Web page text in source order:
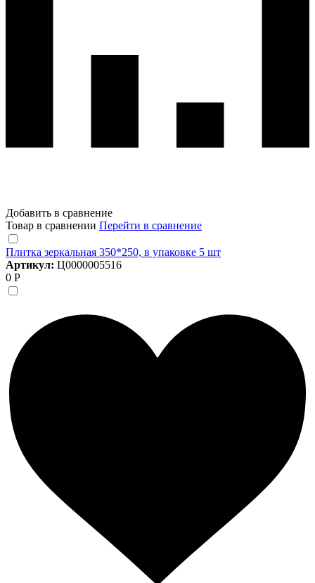
Добавить в сравнение
Товар в сравнении Перейти в сравнение
Плитка зеркальная 350*250, в упаковке 5 шт
Артикул: Ц0000005516
0 Р